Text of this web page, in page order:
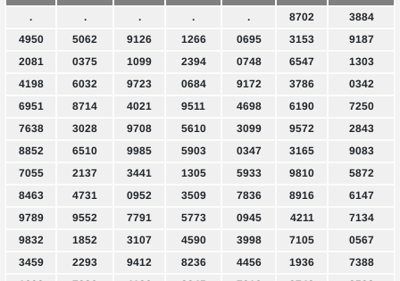
. . . . . 8702
3884
4950
5062 9126 1266 0695 3153
9187
2081
0375 1099 2394 0748 6547
1303
4198
6032 9723 0684 9172 3786
0342
6951
8714 4021 9511 4698 6190
7250
7638
3028 9708 5610 3099 9572
2843
8852
6510 9985 5903 0347 3165
9083
7055
2137 3441 1305 5933 9810
5872
8463
4731 0952 3509 7836 8916
6147
9789
9552 7791 5773 0945 4211
7134
9832
1852 3107 4590 3998 7105
0567
3459
2293 9412 8236 4456 1936
7388